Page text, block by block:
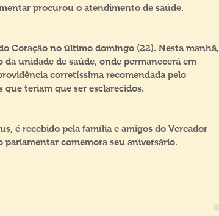
procurou o atendimento de saúde.
Coração no último domingo (22). Nesta manhã,
unidade de saúde, onde permanecerá em
corretíssima recomendada pelo
teriam que ser esclarecidos.
é recebido pela família e amigos do Vereador
parlamentar comemora seu aniversário.